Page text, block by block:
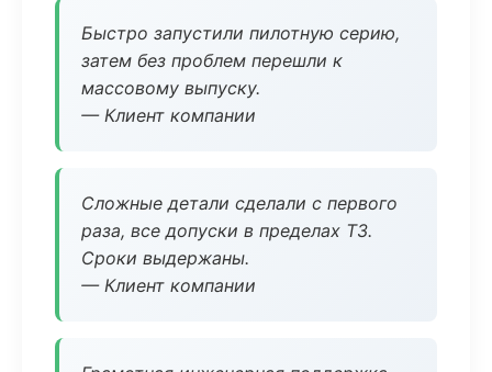
Быстро запустили пилотную серию,
затем без проблем перешли к
массовому выпуску.
— Клиент компании
Сложные детали сделали с первого
раза, все допуски в пределах ТЗ.
Сроки выдержаны.
— Клиент компании